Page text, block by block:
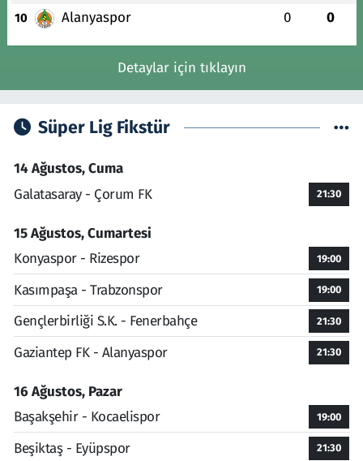
10 Alanyaspor 0 0
Detaylar için tıklayın
Süper Lig Fikstür
14 Ağustos, Cuma
Galatasaray - Çorum FK
21:30
15 Ağustos, Cumartesi
Konyaspor - Rizespor
19:00
Kasımpaşa - Trabzonspor 19:00
Gençlerbirliği S.K. - Fenerbahçe 21:30
Gaziantep FK - Alanyaspor 21:30
16 Ağustos, Pazar
Başakşehir - Kocaelispor
19:00
Beşiktaş - Eyüpspor 21:30